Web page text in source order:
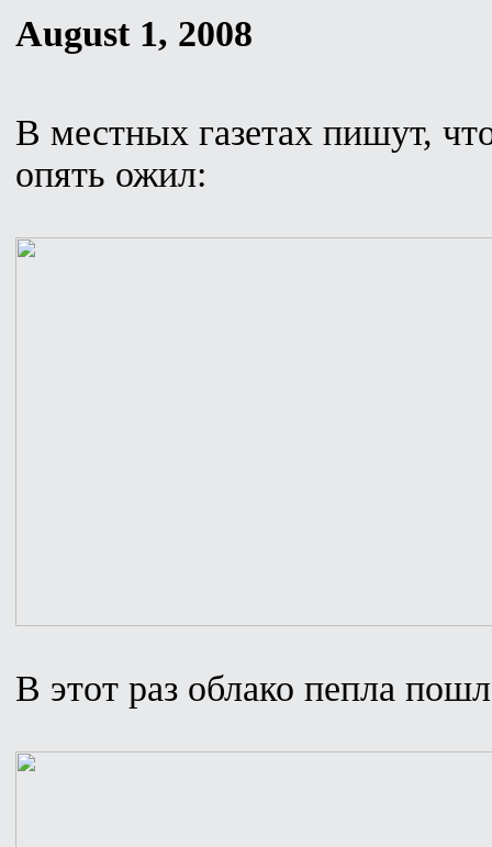
August 1, 2008
В местных газетах пишут,
опять ожил:
В этот раз облако пепла